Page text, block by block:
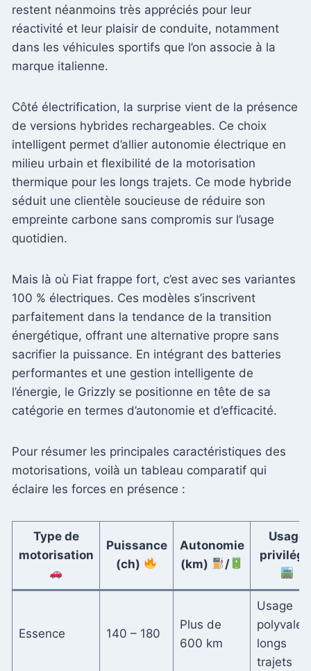
restent néanmoins très appréciés pour leur
réactivité et leur plaisir de conduite, notamment
dans les véhicules sportifs que l’on associe à la
marque italienne.
Côté électrification, la surprise vient de la présence
de versions hybrides rechargeables. Ce choix
intelligent permet d’allier autonomie électrique en
milieu urbain et flexibilité de la motorisation
thermique pour les longs trajets. Ce mode hybride
séduit une clientèle soucieuse de réduire son
empreinte carbone sans compromis sur l’usage
quotidien.
Mais là où Fiat frappe fort, c’est avec ses variantes
100 % électriques. Ces modèles s’inscrivent
parfaitement dans la tendance de la transition
énergétique, offrant une alternative propre sans
sacrifier la puissance. En intégrant des batteries
performantes et une gestion intelligente de
l’énergie, le Grizzly se positionne en tête de sa
catégorie en termes d’autonomie et d’efficacité.
Pour résumer les principales caractéristiques des
motorisations, voilà un tableau comparatif qui
éclaire les forces en présence :
Type de
motorisation
Puissance
(ch)
Autonomie
(km)
/
Usage
Essence 140 – 180
Plus de
600 km
Usage
longs
trajets